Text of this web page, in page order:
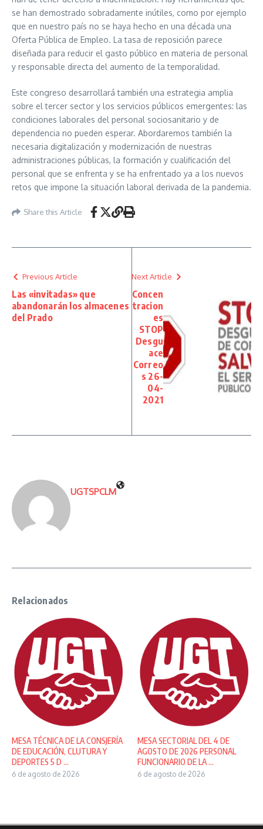
se han demostrado sobradamente inútiles, como por ejemplo
que en nuestro país no se haya hecho en una década una
Oferta Pública de Empleo. La tasa de reposición parece
diseñada para reducir el gasto público en materia de personal
y responsable directa del aumento de la temporalidad.
Este congreso desarrollará también una estrategia amplia
sobre el tercer sector y los servicios públicos emergentes: las
condiciones laborales del personal sociosanitario y de
dependencia no pueden esperar. Abordaremos también la
necesaria digitalización y modernización de nuestras
administraciones públicas, la formación y cualificación del
personal que se enfrenta y se ha enfrentado ya a los nuevos
retos que impone la situación laboral derivada de la pandemia.
Share this Article
Previous Article
Las «invitadas» que
abandonarán los almacenes
del Prado
Next Article
Concen
tracion
es
STOP
Desgu
ace
Correo
s 26-
04-
2021
UGTSPCLM
Relacionados
MESA TÉCNICA DE LA CONSJERÍA
DE EDUCACIÓN, CLUTURA Y
DEPORTES 5 D ...
6 de agosto de 2026
MESA SECTORIAL DEL 4 DE
AGOSTO DE 2026 PERSONAL
FUNCIONARIO DE LA ...
6 de agosto de 2026